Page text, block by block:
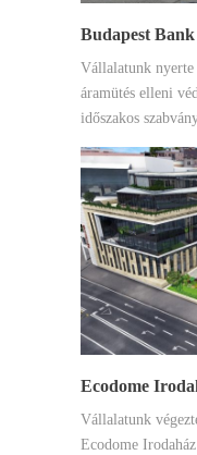
Budapest Bank
Vállalatunk nyerte
áramütés elleni
időszakos
Ecodome
Vállalatunk
Ecodome